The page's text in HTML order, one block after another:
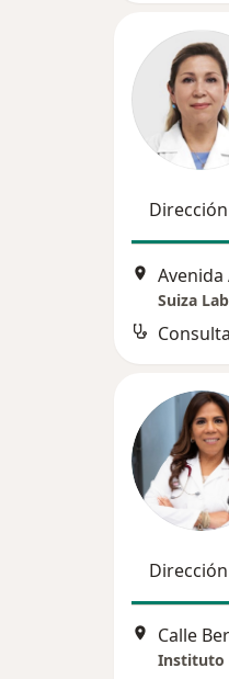
Dirección
Suiza Lab
Dirección
Calle
Instituto